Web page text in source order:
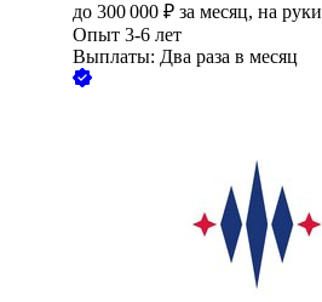
до 300 000 ₽ за месяц, на руки
Опыт 3-6 лет
Выплаты: Два раза в месяц